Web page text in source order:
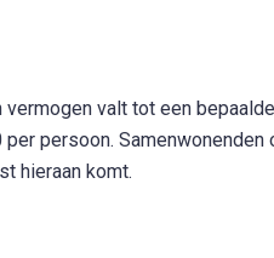
valt tot een
persoon. Samenwonenden
hieraan komt.